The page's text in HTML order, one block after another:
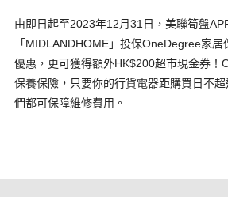
由即日起至2023年12月31日，美聯筍盤
「MIDLANDHOME」投保OneDegree家
優惠，更可獲得額外HK$200超市現金券！
保養保險，只要你的行貨電器距購買日不
們都可保障維修費用。